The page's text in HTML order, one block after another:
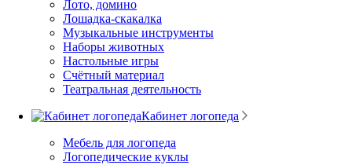
Лото, домино
Лошадка-скакалка
Музыкальные инструменты
Наборы животных
Настольные игры
Счётный материал
Театральная деятельность
Кабинет логопеда
Мебель для логопеда
Логопедические куклы